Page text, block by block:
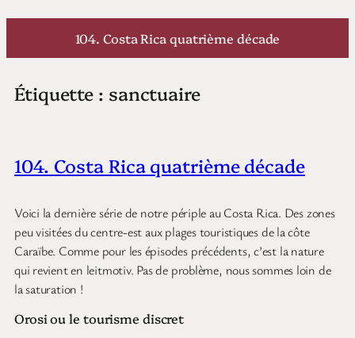
Aller
104. Costa Rica quatrième décade
Étiquette : sanctuaire
104. Costa Rica quatrième décade
Voici la dernière série de notre périple au Costa Rica. Des zones
peu visitées du centre-est aux plages touristiques de la côte
Caraïbe. Comme pour les épisodes précédents, c’est la nature
qui revient en leitmotiv. Pas de problème, nous sommes loin de
la saturation !
Orosi ou le tourisme discret